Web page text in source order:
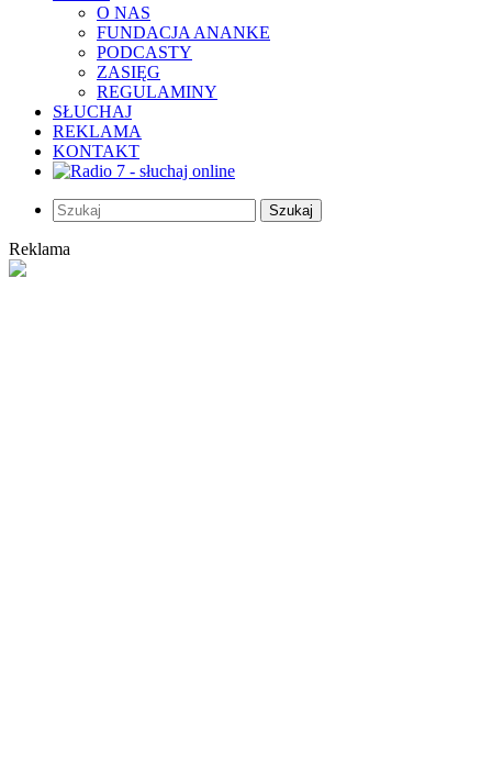
O NAS
FUNDACJA ANANKE
PODCASTY
ZASIĘG
REGULAMINY
SŁUCHAJ
REKLAMA
KONTAKT
Szukaj
Reklama